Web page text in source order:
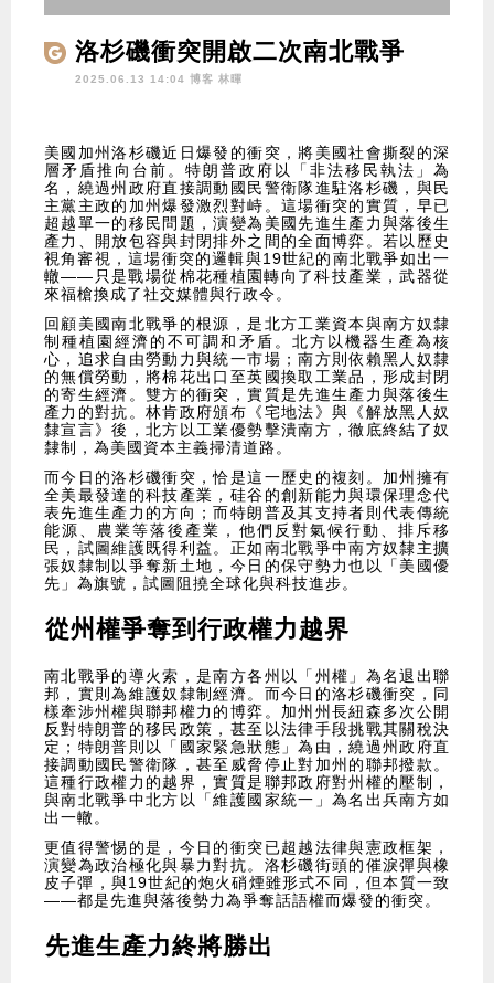
洛杉磯衝突開啟二次南北戰爭
2025.06.13 14:04 博客 林暉
美國加州洛杉磯近日爆發的衝突，將美國社會撕裂的深
層矛盾推向台前。特朗普政府以「非法移民執法」為
名，繞過州政府直接調動國民警衛隊進駐洛杉磯，與民
主黨主政的加州爆發激烈對峙。這場衝突的實質，早已
超越單一的移民問題，演變為美國先進生產力與落後生
產力、開放包容與封閉排外之間的全面博弈。若以歷史
視角審視，這場衝突的邏輯與19世紀的南北戰爭如出一
轍——只是戰場從棉花種植園轉向了科技產業，武器從
來福槍換成了社交媒體與行政令。
回顧美國南北戰爭的根源，是北方工業資本與南方奴隸
制種植園經濟的不可調和矛盾。北方以機器生產為核
心，追求自由勞動力與統一市場；南方則依賴黑人奴隸
的無償勞動，將棉花出口至英國換取工業品，形成封閉
的寄生經濟。雙方的衝突，實質是先進生產力與落後生
產力的對抗。林肯政府頒布《宅地法》與《解放黑人奴
隸宣言》後，北方以工業優勢擊潰南方，徹底終結了奴
隸制，為美國資本主義掃清道路。
而今日的洛杉磯衝突，恰是這一歷史的複刻。加州擁有
全美最發達的科技產業，硅谷的創新能力與環保理念代
表先進生產力的方向；而特朗普及其支持者則代表傳統
能源、農業等落後產業，他們反對氣候行動、排斥移
民，試圖維護既得利益。正如南北戰爭中南方奴隸主擴
張奴隸制以爭奪新土地，今日的保守勢力也以「美國優
先」為旗號，試圖阻撓全球化與科技進步。
從州權爭奪到行政權力越界
南北戰爭的導火索，是南方各州以「州權」為名退出聯
邦，實則為維護奴隸制經濟。而今日的洛杉磯衝突，同
樣牽涉州權與聯邦權力的博弈。加州州長紐森多次公開
反對特朗普的移民政策，甚至以法律手段挑戰其關稅決
定；特朗普則以「國家緊急狀態」為由，繞過州政府直
接調動國民警衛隊，甚至威脅停止對加州的聯邦撥款。
這種行政權力的越界，實質是聯邦政府對州權的壓制，
與南北戰爭中北方以「維護國家統一」為名出兵南方如
出一轍。
更值得警惕的是，今日的衝突已超越法律與憲政框架，
演變為政治極化與暴力對抗。洛杉磯街頭的催淚彈與橡
皮子彈，與19世紀的炮火硝煙雖形式不同，但本質一致
——都是先進與落後勢力為爭奪話語權而爆發的衝突。
先進生產力終將勝出